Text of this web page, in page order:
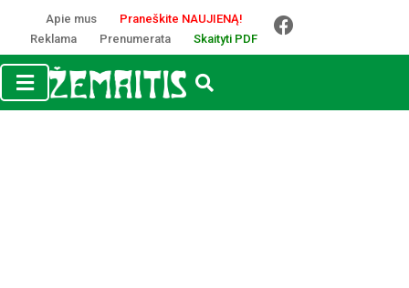
Apie mus
Praneškite NAUJIENĄ!
Reklama
Prenumerata Skaityti PDF